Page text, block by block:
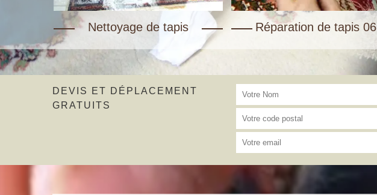
Nettoyage de tapis Réparation de tapis 06
DEVIS ET DÉPLACEMENT
GRATUITS